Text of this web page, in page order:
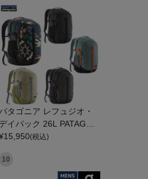
パタゴニア レフュジオ・
デイパック 26L PATAGON
REFUGIO DAY PACK 4
15,950(税込)
10